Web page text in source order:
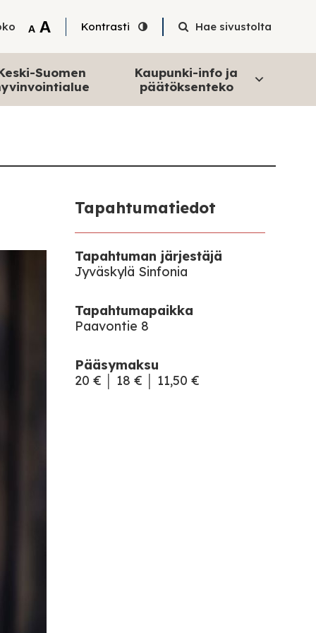
A Tekstin pienentäminen
A Tekstin suurentaminen
Kontrasti Hae sivustolta
Suomen
Kaupunki-info ja
päätöksenteko
Tapahtumatiedot
Tapahtuman järjestäjä
Jyväskylä Sinfonia
Tapahtumapaikka
Paavontie 8
Pääsymaksu
20 € │ 18 € │ 11,50 €